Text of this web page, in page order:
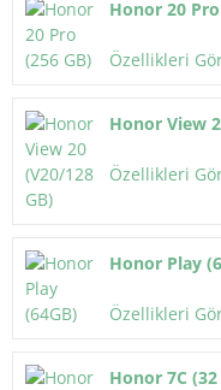
Honor 20 Pro
Özellikleri
Honor View
Özellikleri
Honor Play
Özellikleri
Honor 7C (32